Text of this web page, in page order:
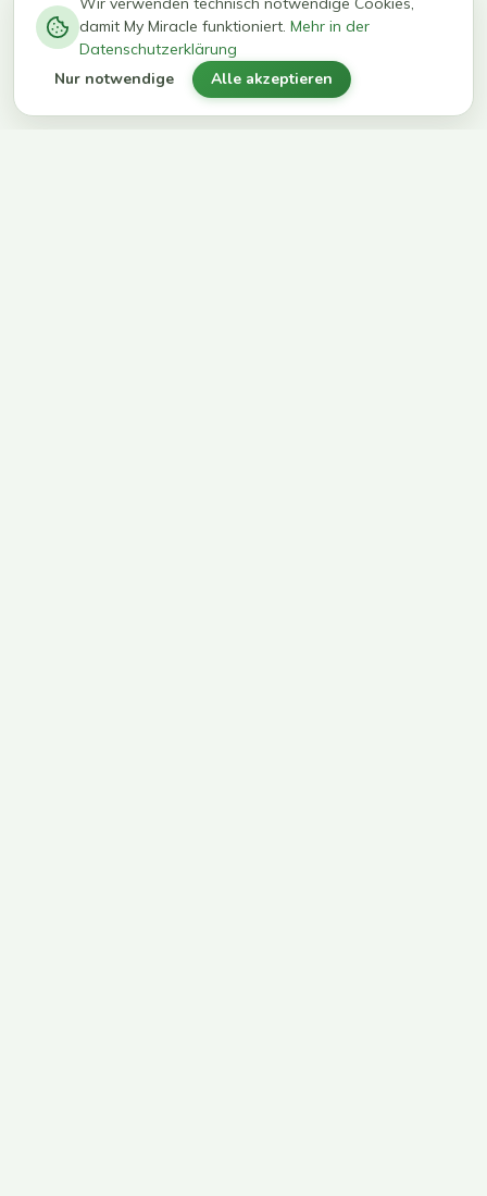
kg in 12
Wochen
erreichen
ihr Ziel
damit My Miracle funktioniert. Mehr in der
Datenschutzerklärung
Nur notwendige Alle akzeptieren